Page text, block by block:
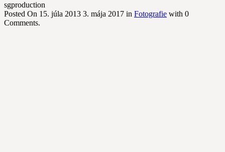
sgproduction
Posted On 15. júla 2013 3. mája 2017 in Fotografie with 0
Comments.